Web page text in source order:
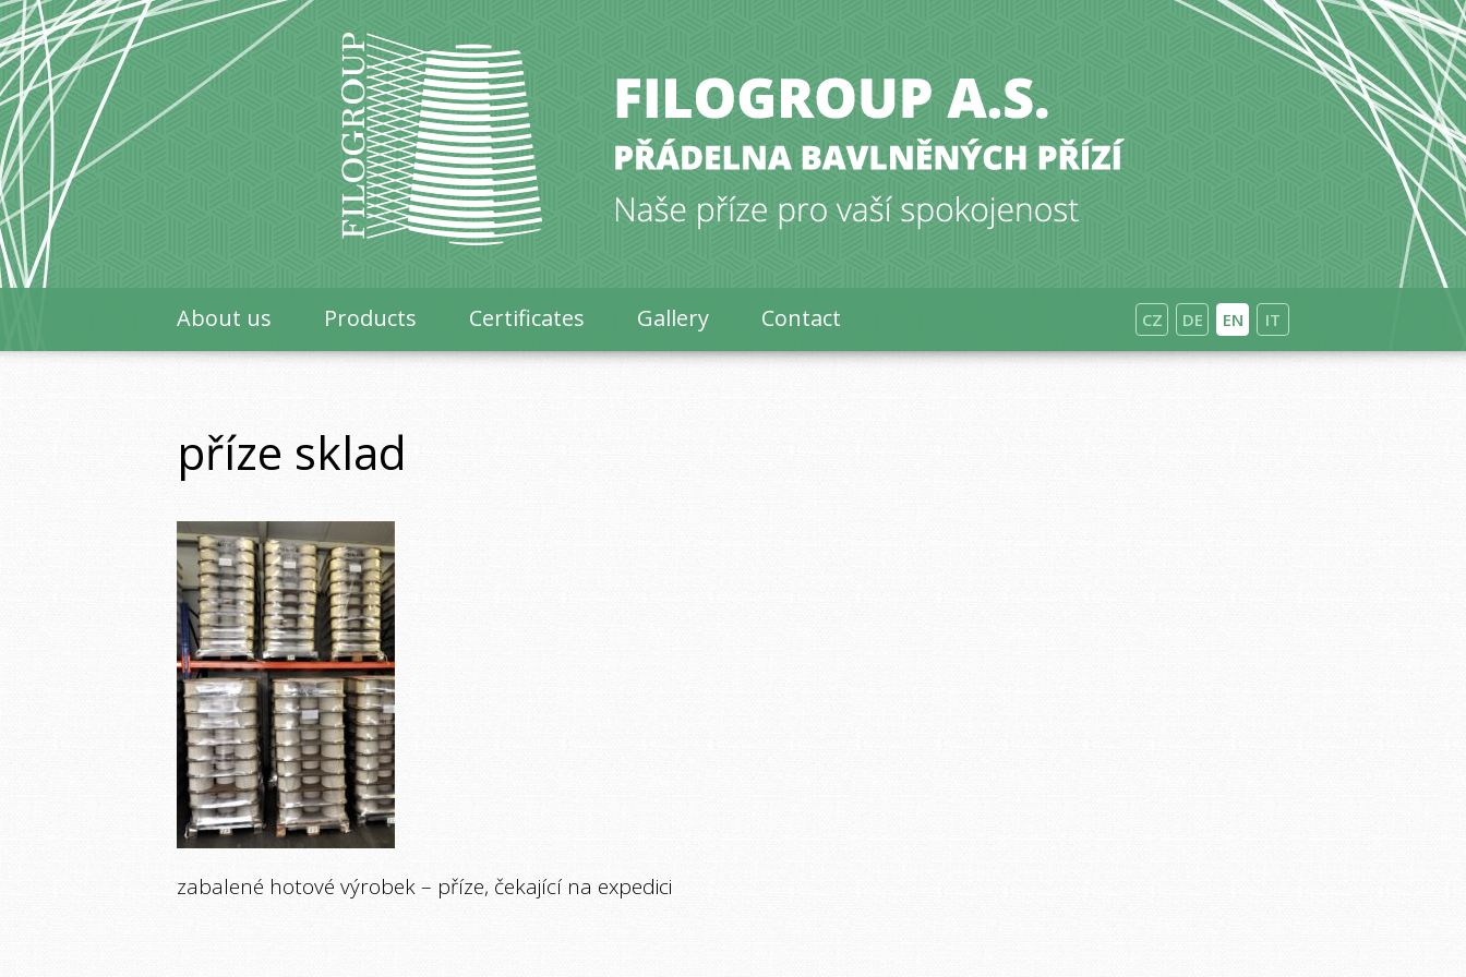
CZ DE EN IT
About us Products Certificates Gallery Contact
příze sklad
zabalené hotové výrobek – příze, čekající na expedici